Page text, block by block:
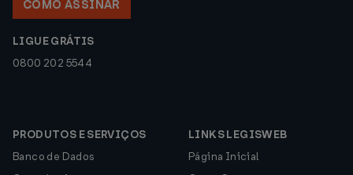
COMO ASSINAR
LIGUE GRÁTIS
0800 202 5544
PRODUTOS E SERVIÇOS
Banco de Dados
LINKS LEGISWEB
Página Inicial